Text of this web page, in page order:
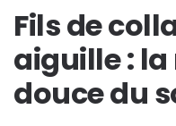
Fils de
aiguille :
douce du